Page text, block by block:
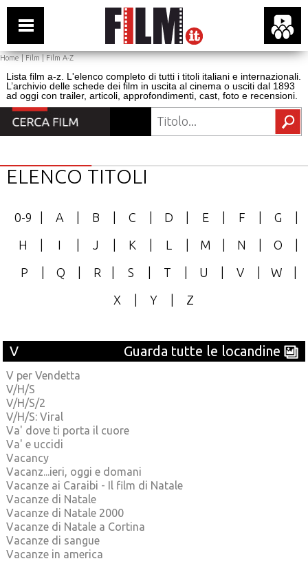
Home|Film| Film A-Z
Lista film a-z. L'elenco completo di tutti i titoli italiani e internazionali.
L’archivio delle schede dei film in uscita al cinema o usciti dal 1893
ad oggi con trailer, articoli, approfondimenti, cast, foto e recensioni.
ELENCO TITOLI
0-9 A B C D E F G
H
I J K L M N O
P
Q R S T U V W
X
Y Z
V Guarda tutte le locandine
V per Vendetta
V/H/S
V/H/S/2
V/H/S: Viral
Va' dove ti porta il cuore
Va' e uccidi
Vacancy
Vacanz...ieri, oggi e domani
Vacanze ai Caraibi - Il film di Natale
Vacanze di Natale
Vacanze di Natale 2000
Vacanze di Natale a Cortina
Vacanze di sangue
Vacanze in america